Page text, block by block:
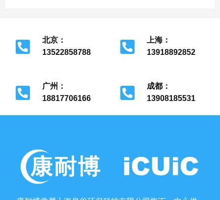
北京：
13522858788
上海：
13918892852
广州：
18817706166
成都：
13908185531